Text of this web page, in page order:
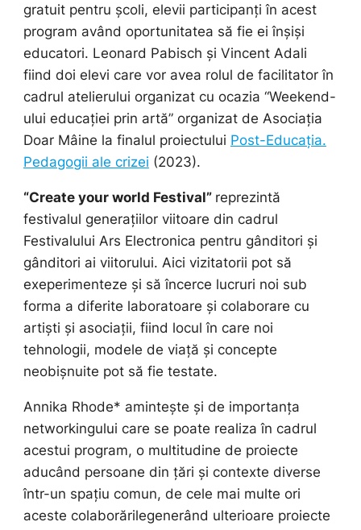
gratuit pentru școli, elevii participanți în acest
program având oportunitatea să fie ei înșiși
educatori. Leonard Pabisch și Vincent Adali
fiind doi elevi care vor avea rolul de facilitator în
cadrul atelierului organizat cu ocazia “Weekend-
ului educației prin artă” organizat de Asociația
Doar Mâine la finalul proiectului Post-Educația.
Pedagogii ale crizei (2023).
“Create your world Festival” reprezintă
festivalul generațiilor viitoare din cadrul
Festivalului Ars Electronica pentru gânditori și
gânditori ai viitorului. Aici vizitatorii pot să
exeperimenteze și să încerce lucruri noi sub
forma a diferite laboratoare și colaborare cu
artiști și asociații, fiind locul în care noi
tehnologii, modele de viață și concepte
neobișnuite pot să fie testate.
Annika Rhode* amintește și de importanța
networkingului care se poate realiza în cadrul
acestui program, o multitudine de proiecte
aducând persoane din țări și contexte diverse
într-un spațiu comun, de cele mai multe ori
aceste colaborărilegenerând ulterioare proiecte